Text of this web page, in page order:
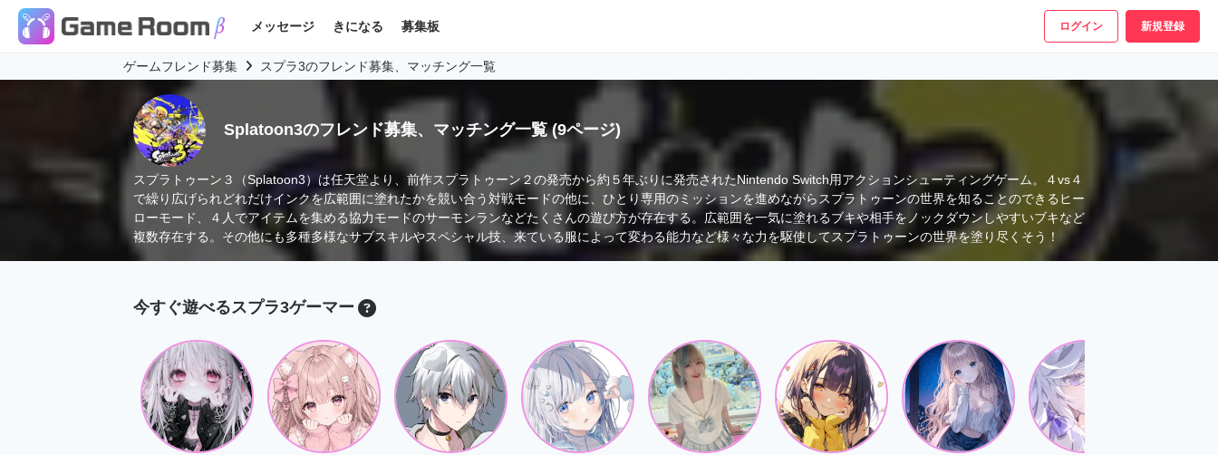
メッセージ きになる 募集板 ログイン 新規登録
ゲームフレンド募集 スプラ3のフレンド募集、マッチング一覧
Splatoon3のフレンド募集、マッチング一覧(9ページ)
スプラトゥーン３（Splatoon3）は任天堂より、前作スプラトゥーン２の発売から約５年ぶりに発売されたNintendo Switch用アクションシューティングゲーム。４vs４
で繰り広げられどれだけインクを広範囲に塗れたかを競い合う対戦モードの他に、ひとり専用のミッションを進めながらスプラトゥーンの世界を知ることのできるヒー
ローモード、４人でアイテムを集める協力モードのサーモンランなどたくさんの遊び方が存在する。広範囲を一気に塗れるブキや相手をノックダウンしやすいブキなど
複数存在する。その他にも多種多様なサブスキルやスペシャル技、来ている服によって変わる能力など様々な力を駆使してスプラトゥーンの世界を塗り尽くそう！
今すぐ遊べるスプラ3ゲーマー